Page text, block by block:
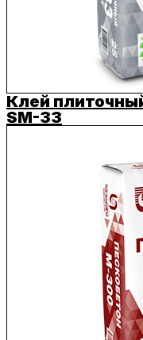
Клей
SM-33